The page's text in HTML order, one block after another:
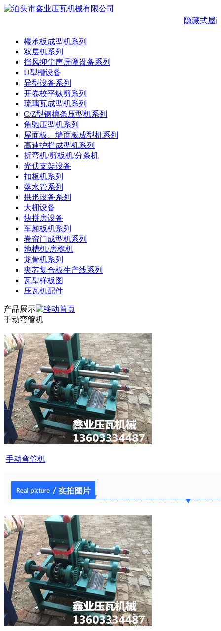
隐藏式屋
楼承板成型机系列
双层机系列
挡风抑尘声屏障设备系列
U型槽设备
异型设备系列
开卷校平纵剪系列
琉璃瓦成型机系列
C/Z型钢檩条压型机系列
角驰压型机系列
屋面板、墙面板成型机系列
高速护栏成型机系列
折弯机/剪板机/分条机
光伏支架设备
扣板机系列
落水管系列
拱形设备系列
大棚设备
快拼房设备
车厢板机系列
卷帘门成型机系列
地槽机/房檐机
龙骨机系列
夹芯复合板生产线系列
瓦型样板图
压瓦机配件
产品展示
手动弯管机
手动弯管机